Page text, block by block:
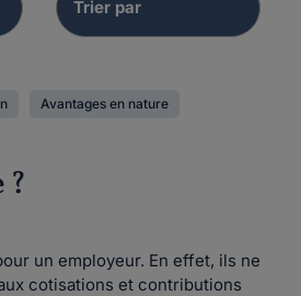
Avantages en nature
?
un employeur. En effet, ils ne
cotisations et contributions